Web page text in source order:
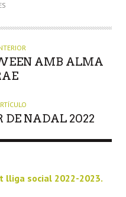
AMB ALMA
DE NADAL 2022
lliga social 2022-2023.